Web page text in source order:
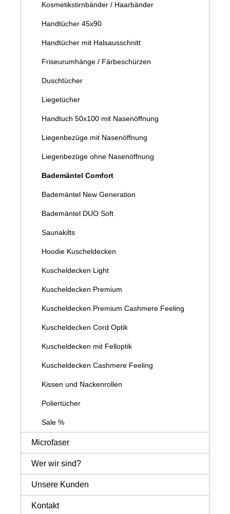
Kosmetikstirnbänder / Haarbänder
Handtücher 45x90
Handtücher mit Halsausschnitt
Friseurumhänge / Färbeschürzen
Duschtücher
Liegetücher
Handtuch 50x100 mit Nasenöffnung
Liegenbezüge mit Nasenöffnung
Liegenbezüge ohne Nasenöffnung
Bademäntel Comfort
Bademäntel New Generation
Bademäntel DUO Soft
Saunakilts
Hoodie Kuscheldecken
Kuscheldecken Light
Kuscheldecken Premium
Kuscheldecken Premium Cashmere Feeling
Kuscheldecken Cord Optik
Kuscheldecken mit Felloptik
Kuscheldecken Cashmere Feeling
Kissen und Nackenrollen
Poliertücher
Sale %
Microfaser
Wer wir sind?
Unsere Kunden
Kontakt